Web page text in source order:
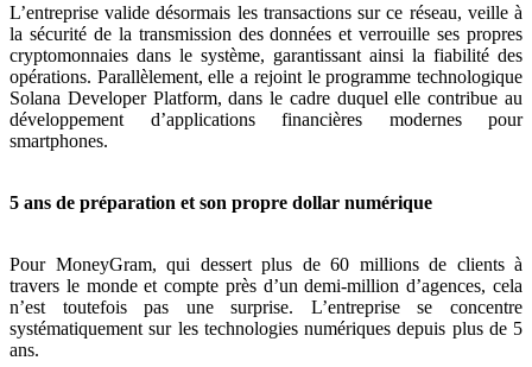
L’entreprise valide désormais les transactions sur ce réseau, veille à
la sécurité de la transmission des données et verrouille ses propres
cryptomonnaies dans le système, garantissant ainsi la fiabilité des
opérations. Parallèlement, elle a rejoint le programme technologique
Solana Developer Platform, dans le cadre duquel elle contribue au
développement d’applications financières modernes pour
smartphones.
5 ans de préparation et son propre dollar numérique
Pour MoneyGram, qui dessert plus de 60 millions de clients à
travers le monde et compte près d’un demi-million d’agences, cela
n’est toutefois pas une surprise. L’entreprise se concentre
systématiquement sur les technologies numériques depuis plus de 5
ans.